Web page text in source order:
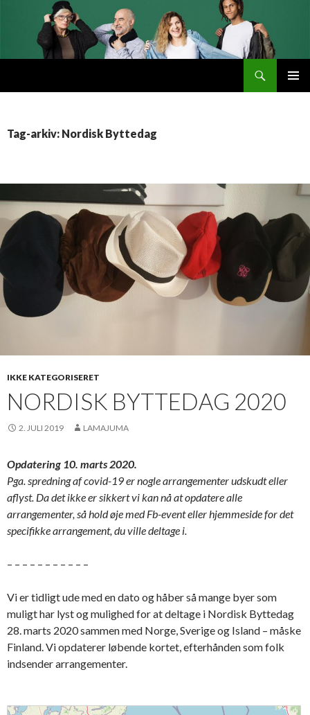
Tag-arkiv: Nordisk Byttedag
IKKE KATEGORISERET
NORDISK BYTTEDAG 2020
2. JULI 2019 LAMAJUMA
Opdatering 10. marts 2020.
Pga. spredning af covid-19 er nogle arrangementer udskudt eller
aflyst. Da det ikke er sikkert vi kan nå at opdatere alle
arrangementer, så hold øje med Fb-event eller hjemmeside for det
specifikke arrangement, du ville deltage i.
– – – – – – – – – – –
Vi er tidligt ude med en dato og håber så mange byer som
muligt har lyst og mulighed for at deltage i Nordisk Byttedag
28. marts 2020 sammen med Norge, Sverige og Island – måske
Finland. Vi opdaterer løbende kortet, efterhånden som folk
indsender arrangementer.